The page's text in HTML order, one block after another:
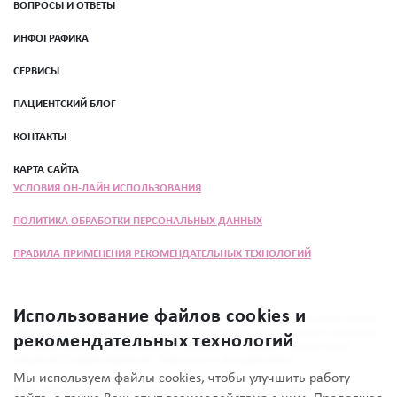
ВОПРОСЫ И ОТВЕТЫ
ИНФОГРАФИКА
СЕРВИСЫ
ПАЦИЕНТСКИЙ БЛОГ
КОНТАКТЫ
КАРТА САЙТА
УСЛОВИЯ ОН-ЛАЙН ИСПОЛЬЗОВАНИЯ
ПОЛИТИКА ОБРАБОТКИ ПЕРСОНАЛЬНЫХ ДАННЫХ
ПРАВИЛА ПРИМЕНЕНИЯ РЕКОМЕНДАТЕЛЬНЫХ ТЕХНОЛОГИЙ
Программа «Женщина прежде всего» разработана при поддержке ООО «Эбботт
Лэбораториз» в целях повышения осведомлённости общественности о вопросах
состояния здоровья. Информация в материале не заменяет консультации
18+ Информация, представленная на сайте,
Использование файлов cookies и
рекомендательных технологий
Мы используем файлы cookies, чтобы улучшить работу